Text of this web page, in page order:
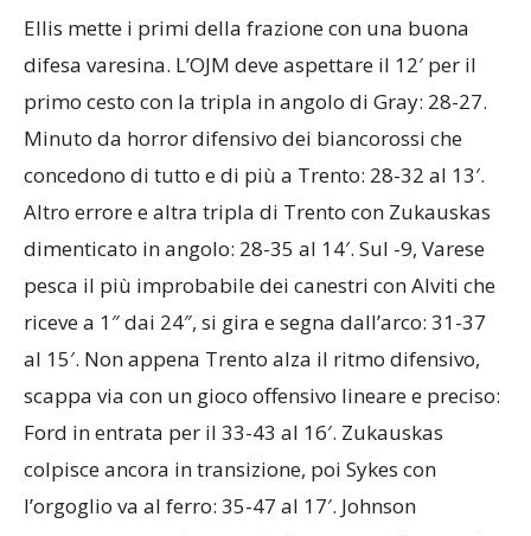
Ellis mette i primi della frazione con una buona
difesa varesina. L’OJM deve aspettare il 12′ per il
primo cesto con la tripla in angolo di Gray: 28-27.
Minuto da horror difensivo dei biancorossi che
concedono di tutto e di più a Trento: 28-32 al 13′.
Altro errore e altra tripla di Trento con Zukauskas
dimenticato in angolo: 28-35 al 14′. Sul -9, Varese
pesca il più improbabile dei canestri con Alviti che
riceve a 1″ dai 24″, si gira e segna dall’arco: 31-37
al 15′. Non appena Trento alza il ritmo difensivo,
scappa via con un gioco offensivo lineare e preciso:
Ford in entrata per il 33-43 al 16′. Zukauskas
colpisce ancora in transizione, poi Sykes con
l’orgoglio va al ferro: 35-47 al 17′. Johnson